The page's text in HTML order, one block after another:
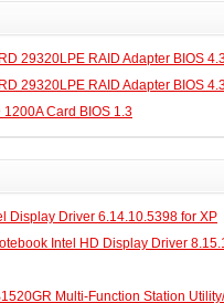
ー
29320LPE RAID Adapter BIOS
29320LPE RAID Adapter BIOS
1200A Card BIOS 1.3
Display Driver 6.14.10.5398 for XP
Intel HD Display Driver
Multi-Function Station